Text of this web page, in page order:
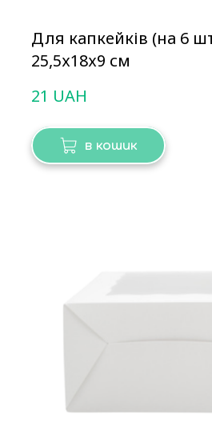
Для капкейків (на 6
25,5х18х9 см
21 UAH
в кошик